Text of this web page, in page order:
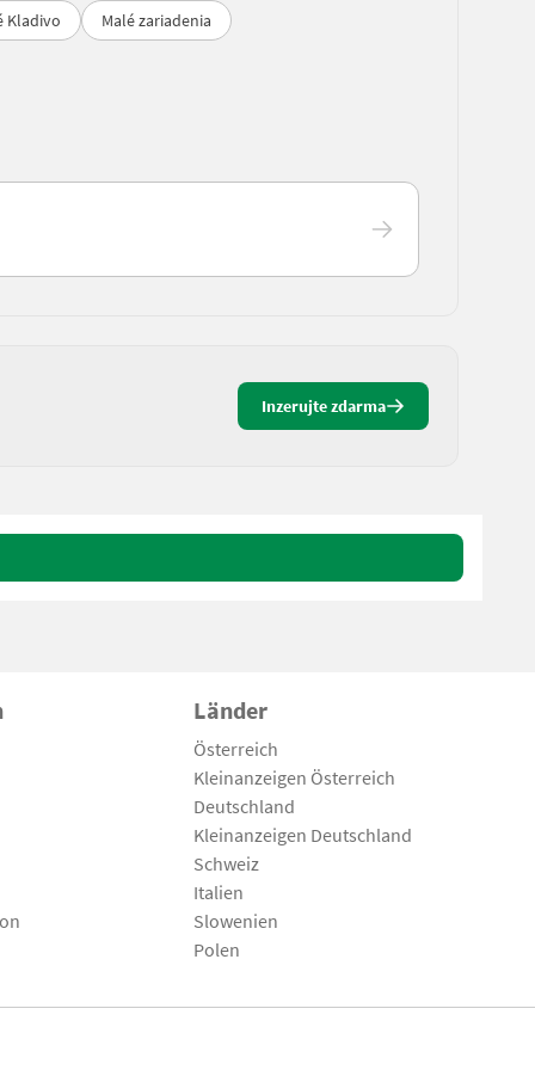
Kladivo Malé zariadenia
Inzerujte zdarma
Länder
Österreich
Kleinanzeigen Österreich
Deutschland
Kleinanzeigen Deutschland
Schweiz
Italien
Slowenien
Polen